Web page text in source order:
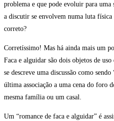
problema e que pode evoluir para uma
a discutir se envolvem numa luta física
correto?
Corretíssimo! Mas há ainda mais um
Faca e alguidar são dois objetos de uso
se descreve uma discussão como
última associação a uma cena do foro
mesma família ou um casal.
Um “romance de faca e alguidar” é